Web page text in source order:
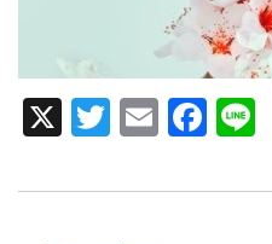
X
T
tt
E
ail
F
c